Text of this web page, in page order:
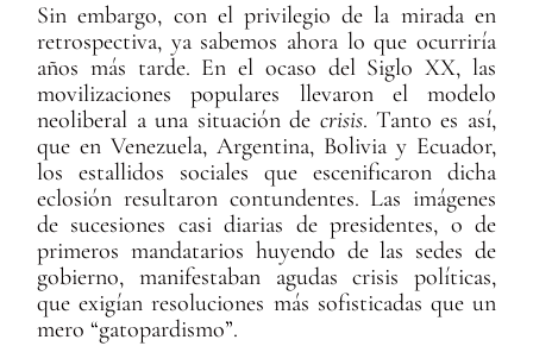
Sin embargo, con el privilegio de la mirada en
retrospectiva, ya sabemos ahora lo que ocurriría
años más tarde. En el ocaso del Siglo XX, las
movilizaciones populares llevaron el modelo
neoliberal a una situación de crisis. Tanto es así,
que en Venezuela, Argentina, Bolivia y Ecuador,
los estallidos sociales que escenificaron dicha
eclosión resultaron contundentes. Las imágenes
de sucesiones casi diarias de presidentes, o de
primeros mandatarios huyendo de las sedes de
gobierno, manifestaban agudas crisis políticas,
que exigían resoluciones más sofisticadas que un
mero “gatopardismo”.